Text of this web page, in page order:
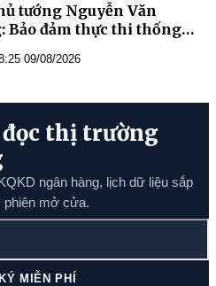
tướng Nguyễn Văn
Bảo đảm thực thi thống
mắc
09/08/2026
thị trường
ngân hàng, lịch dữ liệu sắp
phiên mở cửa.
MIỄN PHÍ